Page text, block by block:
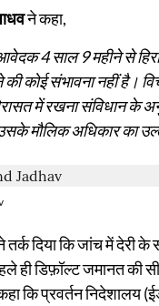
ने कहा,
4 साल 9 महीने से
कोई संभावना नहीं है।
में रखना संविधान के
मौलिक अधिकार का
दिया कि जांच में देरी
ही डिफ़ॉल्ट जमानत की
कि प्रवर्तन निदेशालय